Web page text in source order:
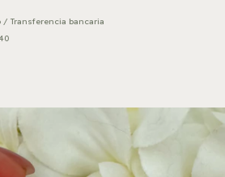
/ Transferencia bancaria